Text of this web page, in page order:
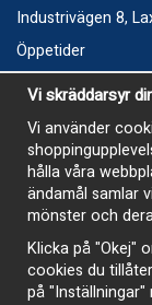
Industrivägen 8,
Öppetider
Vecka 32
Måndag kl 9-12, kl
Onsdag kl 9-12, kl
Tisdag, Tordag
E-
sommaren
Vi skräddarsyr
Vi använder
hålla våra
ändamål samlar
mönster och
Klicka på "Okej"
cookies du
på "Inställningar"